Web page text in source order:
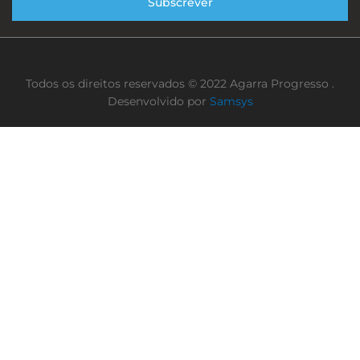
Todos os direitos reservados © 2022 Agarra Progresso .
Desenvolvido por Samsys